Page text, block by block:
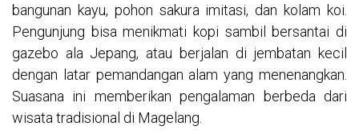
bangunan kayu, pohon sakura imitasi, dan kolam koi.
Pengunjung bisa menikmati kopi sambil bersantai di
gazebo ala Jepang, atau berjalan di jembatan kecil
dengan latar pemandangan alam yang menenangkan.
Suasana ini memberikan pengalaman berbeda dari
wisata tradisional di Magelang.